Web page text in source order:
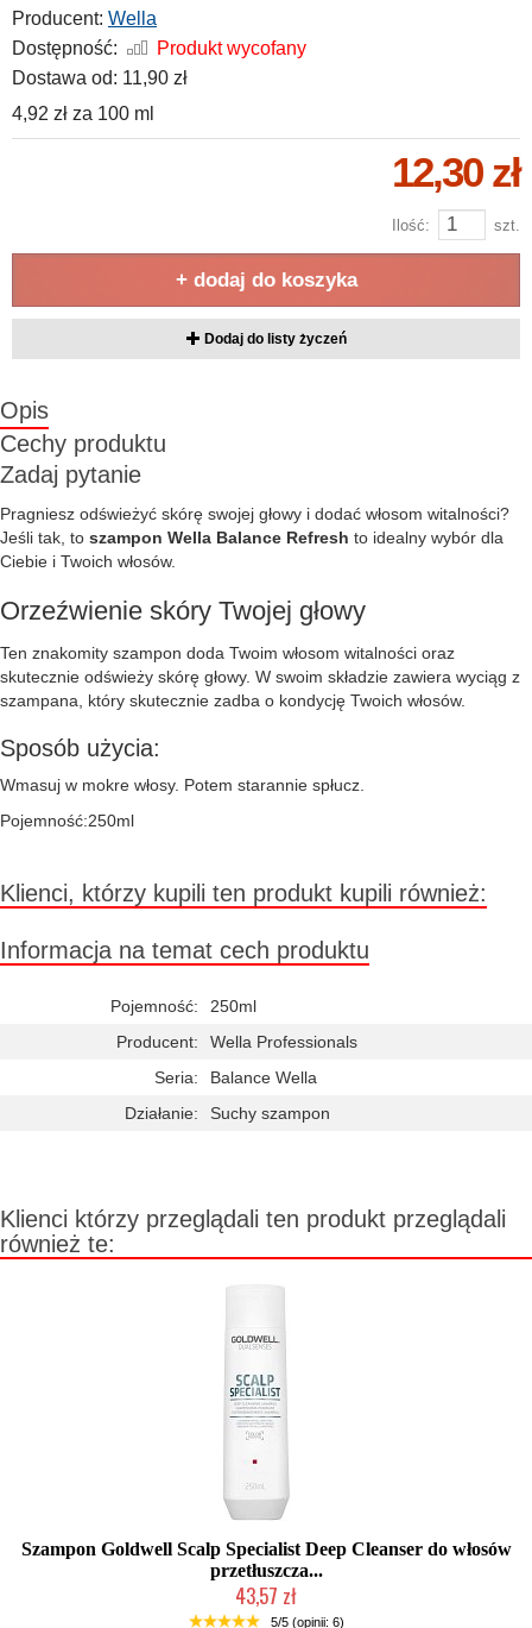
Producent: Wella
Dostępność:
Produkt wycofany
Dostawa od: 11,90 zł
4,92 zł za 100 ml
12,30 zł
Ilość: szt.
+ dodaj do koszyka
Dodaj do listy życzeń
Opis
Cechy produktu
Zadaj pytanie
Pragniesz odświeżyć skórę swojej głowy i dodać włosom witalności?
Jeśli tak, to szampon Wella Balance Refresh to idealny wybór dla
Ciebie i Twoich włosów.
Orzeźwienie skóry Twojej głowy
Ten znakomity szampon doda Twoim włosom witalności oraz
skutecznie odświeży skórę głowy. W swoim składzie zawiera wyciąg z
szampana, który skutecznie zadba o kondycję Twoich włosów.
Sposób użycia:
Wmasuj w mokre włosy. Potem starannie spłucz.
Pojemność:250ml
Klienci, którzy kupili ten produkt kupili również:
Informacja na temat cech produktu
Pojemność:
250ml
Producent:
Wella Professionals
Seria:
Balance Wella
Działanie:
Suchy szampon
Klienci którzy przeglądali ten produkt przeglądali
również te:
Szampon Goldwell Scalp Specialist Deep Cleanser do włosów
przetłuszcza...
43,57 zł
Duża ilość (wysyłka w 24h)
5/5 (opinii: 6)